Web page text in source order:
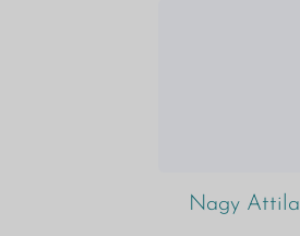
Nagy Attila